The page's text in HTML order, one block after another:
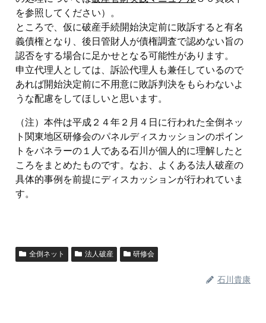
を参照してください）。
ところで、仮に破産手続開始決定前に敗訴すると有名
義債権となり、後日管財人が債権調査で認めない旨の
認否をする場合に足かせとなる可能性があります。
申立代理人としては、訴訟代理人も兼任しているので
あれば開始決定前に不用意に敗訴判決をもらわないよ
うな配慮をしてほしいと思います。
（注）本件は平成２４年２月４日に行われた全倒ネッ
ト関東地区研修会のパネルディスカッションのポイン
トをパネラーの１人である石川が個人的に理解したと
ころをまとめたものです。なお、よくある法人破産の
具体的事例を前提にディスカッションが行われていま
す。
全倒ネット 法人破産 研修会
石川貴康